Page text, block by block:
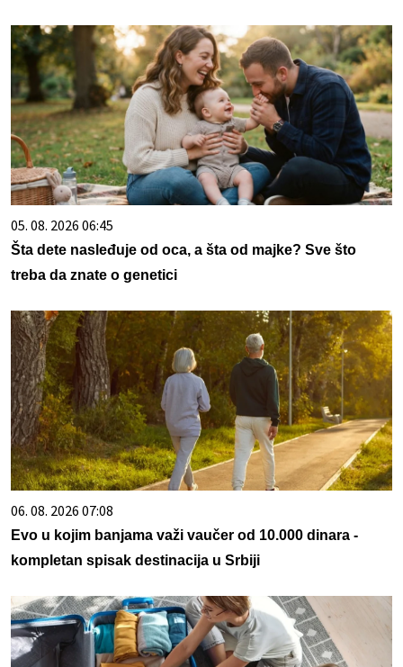
05. 08. 2026 06:45
Šta dete nasleđuje od oca, a šta od majke? Sve što
treba da znate o genetici
06. 08. 2026 07:08
Evo u kojim banjama važi vaučer od 10.000 dinara -
kompletan spisak destinacija u Srbiji